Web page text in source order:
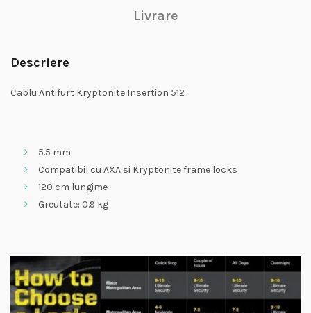
Livrare
Descriere
Cablu Antifurt Kryptonite Insertion 512
5.5 mm
Compatibil cu AXA si Kryptonite frame locks
120 cm lungime
Greutate: 0.9 kg